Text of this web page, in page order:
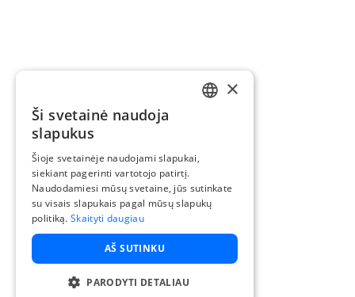
×
Ši svetainė naudoja
slapukus
Šioje svetainėje naudojami slapukai,
siekiant pagerinti vartotojo patirtį.
Naudodamiesi mūsų svetaine, jūs sutinkate
su visais slapukais pagal mūsų slapukų
politiką. Skaityti daugiau
AŠ SUTINKU
PARODYTI DETALIAU